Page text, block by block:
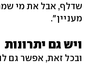
שדלף, אבל את מי
מעניין".
ויש גם יתרונות
ובכל זאת, אפשר גם